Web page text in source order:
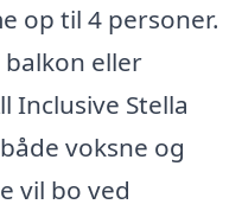
op til 4 personer.
eller
Inclusive Stella
voksne og
vil bo ved